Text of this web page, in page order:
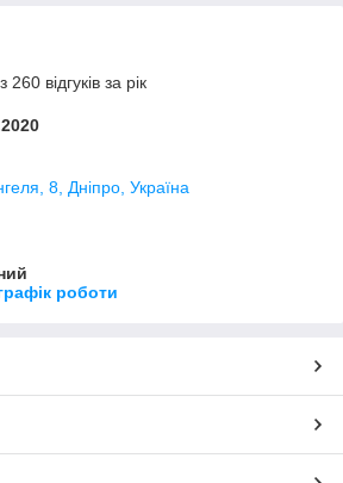
відгуків за рік
8, Дніпро, Україна
роботи